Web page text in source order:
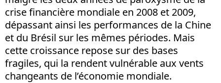
crise financière mondiale en 2008 et 2009,
dépassant ainsi les performances de la Chine
et du Brésil sur les mêmes périodes. Mais
cette croissance repose sur des bases
fragiles, qui la rendent vulnérable aux vents
changeants de l’économie mondiale.